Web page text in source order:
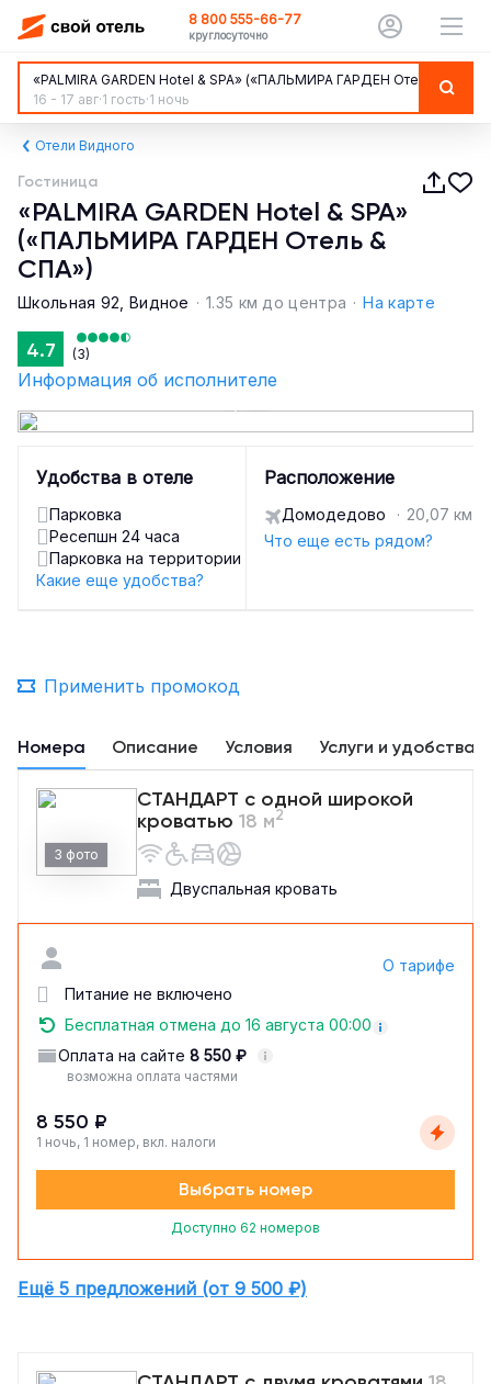
8 800 555-66-77
круглосуточно
«PALMIRA GARDEN Hotel & SPA» («ПАЛЬМИРА ГАРДЕН Отель & СПА»)
16 - 17 авг·1 гость·1 ночь
Отели Видного
Гостиница
«PALMIRA GARDEN Hotel & SPA»
(«ПАЛЬМИРА ГАРДЕН Отель &
СПА»)
Школьная 92, Видное · 1.35 км до центра · На карте
4.7 (3)
Информация об исполнителе
Удобства в отеле
Парковка
Ресепшн 24 часа
Парковка на территории
Какие еще удобства?
Расположение
Домодедово · 20,07 км
Что еще есть рядом?
Применить промокод
Номера Описание Условия Услуги и удобства
3 фото
СТАНДАРТ с одной широкой
кроватью 18 м2
Двуспальная кровать
О тарифе
Питание не включено
Бесплатная отмена до 16 августа 00:00
Оплата на сайте 8 550 ₽
возможна оплата частями
8 550 ₽
1 ночь, 1 номер, вкл. налоги
Выбрать номер
Доступно 62 номеров
Ещё 5 предложений (от 9 500 ₽)